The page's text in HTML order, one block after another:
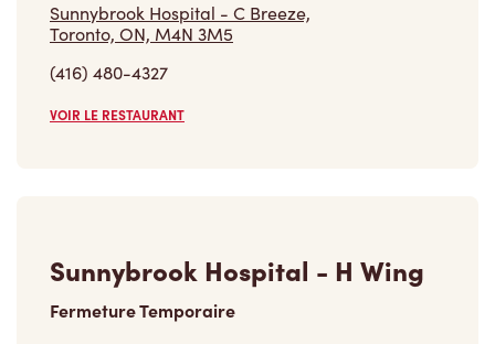
Sunnybrook Hospital - C Breeze,
Toronto, ON, M4N 3M5
(416) 480-4327
VOIR LE RESTAURANT
Sunnybrook Hospital - H Wing
Fermeture Temporaire